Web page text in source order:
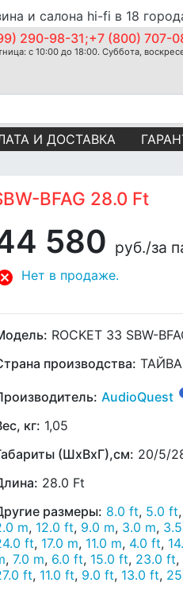
и салона hi-fi в 18
290-98-31;+7 (800) 707-
с 10:00 до 18:00. Суббота,
И ДОСТАВКА
BFAG 28.0 Ft
580 руб./за
Нет в продаже.
ROCKET 33 SBW-
производства:
AudioQuest
кг: 1,05
(ШхВхГ),см: 20/5/
28.0 Ft
размеры: 8.0 ft, 5.0 ft,
m, 12.0 ft, 9.0 m, 3.0 m,
ft, 17.0 m, 11.0 m, 4.0 ft,
, 7.0 m, 6.0 ft, 15.0 ft, 23.0 ft,
ft, 11.0 ft, 9.0 ft, 13.0 ft,